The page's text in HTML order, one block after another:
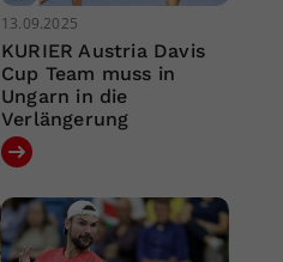
13.09.2025
KURIER Austria Davis
Cup Team muss in
Ungarn in die
Verlängerung